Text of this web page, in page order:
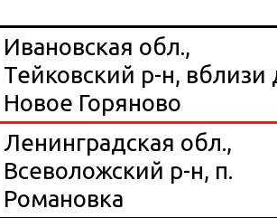
Ивановская обл.,
Тейковский р-н, вблизи
Новое Горяново
Ленинградская обл.,
Всеволожский р-н, п.
Романовка